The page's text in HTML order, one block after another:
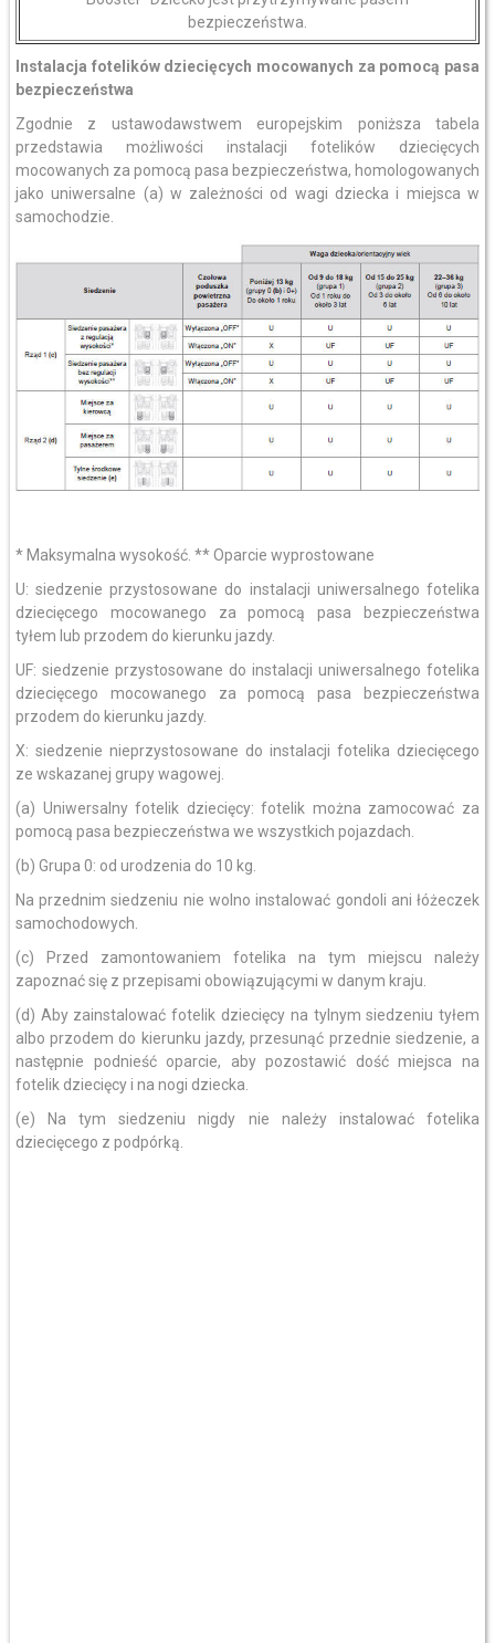
bezpieczeństwa.
Instalacja fotelików dziecięcych mocowanych za pomocą pasa
bezpieczeństwa
Zgodnie z ustawodawstwem europejskim poniższa tabela
przedstawia możliwości instalacji fotelików dziecięcych
mocowanych za pomocą pasa bezpieczeństwa, homologowanych
jako uniwersalne (a) w zależności od wagi dziecka i miejsca w
samochodzie.
* Maksymalna wysokość. ** Oparcie wyprostowane
U: siedzenie przystosowane do instalacji uniwersalnego fotelika
dziecięcego mocowanego za pomocą pasa bezpieczeństwa
tyłem lub przodem do kierunku jazdy.
UF: siedzenie przystosowane do instalacji uniwersalnego fotelika
dziecięcego mocowanego za pomocą pasa bezpieczeństwa
przodem do kierunku jazdy.
X: siedzenie nieprzystosowane do instalacji fotelika dziecięcego
ze wskazanej grupy wagowej.
(a) Uniwersalny fotelik dziecięcy: fotelik można zamocować za
pomocą pasa bezpieczeństwa we wszystkich pojazdach.
(b) Grupa 0: od urodzenia do 10 kg.
Na przednim siedzeniu nie wolno instalować gondoli ani łóżeczek
samochodowych.
(c) Przed zamontowaniem fotelika na tym miejscu należy
zapoznać się z przepisami obowiązującymi w danym kraju.
(d) Aby zainstalować fotelik dziecięcy na tylnym siedzeniu tyłem
albo przodem do kierunku jazdy, przesunąć przednie siedzenie, a
następnie podnieść oparcie, aby pozostawić dość miejsca na
fotelik dziecięcy i na nogi dziecka.
(e) Na tym siedzeniu nigdy nie należy instalować fotelika
dziecięcego z podpórką.